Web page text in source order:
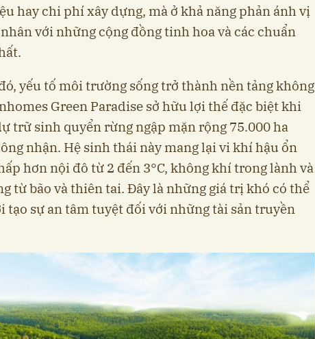
hay chi phí xây dựng, mà ở khả năng phản ánh vị
với những cộng đồng tinh hoa và các chuẩn
yếu tố môi trường sống trở thành nền tảng không
Green Paradise sở hữu lợi thế đặc biệt khi
trữ sinh quyển rừng ngập mặn rộng 75.000 ha
nhận. Hệ sinh thái này mang lại vi khí hậu ổn
hơn nội đô từ 2 đến 3°C, không khí trong lành và
từ bão và thiên tai. Đây là những giá trị khó có thể
tạo sự an tâm tuyệt đối với những tài sản truyền